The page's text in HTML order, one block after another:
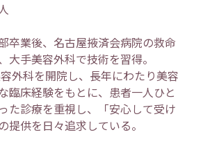
卒業後、名古屋掖済会病院の救命
大手美容外科で技術を習得。
外科を開院し、長年にわたり美容
臨床経験をもとに、患者一人ひと
た診療を重視し、「安心して受け
提供を日々追求している。